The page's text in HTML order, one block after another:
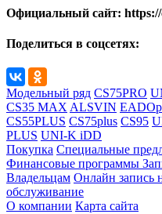
Официальный сайт:
Поделиться в соцсетях:
Модельный ряд CS75PRO
CS35 MAX ALSVIN
CS55PLUS CS75plus CS95
PLUS UNI-K iDD
Покупка Специальные
Финансовые программы
Владельцам Онлайн запись
обслуживание
О компании Карта сайта